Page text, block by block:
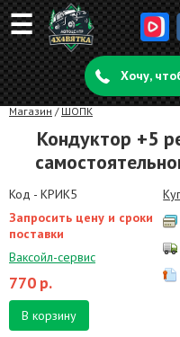
☰
Хочу,
Магазин / ШОПК
Кондуктор +5
Код - КРИК5
Запросить цену и сроки
поставки
Ваксойл-сервис
770 р.
В корзину